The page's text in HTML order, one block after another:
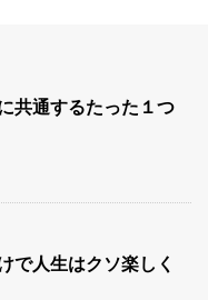
共通するたった１つ
で人生はクソ楽しく